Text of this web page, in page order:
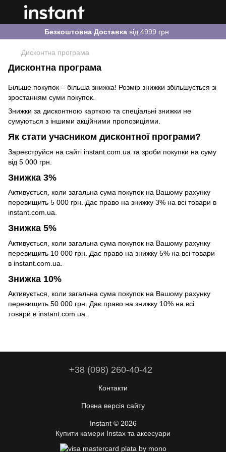
Безкоштовна Доставка від 4999 грн
Дисконтна програма
Дисконтна програма
Більше покупок – більша знижка! Розмір знижки збільшується зі
зростанням суми покупок.
Знижки за дисконтною карткою та спеціальні знижки не
сумуються з іншими акційними пропозиціями.
Як стати учасником дисконтної програми?
Зареєструйся на сайті instant.com.ua та зроби покупки на суму
від 5 000 грн.
Знижка 3%
Активується, коли загальна сума покупок на Вашому рахунку
перевищить 5 000 грн. Дає право на знижку 3% на всі товари в
instant.com.ua.
Знижка 5%
Активується, коли загальна сума покупок на Вашому рахунку
перевищить 10 000 грн. Дає право на знижку 5% на всі товари
в instant.com.ua.
Знижка 10%
Активується, коли загальна сума покупок на Вашому рахунку
перевищить 50 000 грн. Дає право на знижку 10% на всі
товари в instant.com.ua.
+38 (098) 260-40-42
Контакти
Повна версія сайту
Instant © 2026
Купити камери Instax та аксесуари